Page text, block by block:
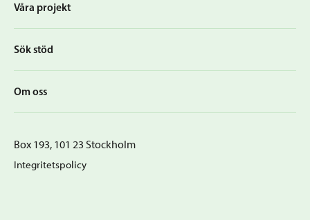
Våra projekt
Sök stöd
Om oss
Box 193, 101 23 Stockholm
Integritetspolicy